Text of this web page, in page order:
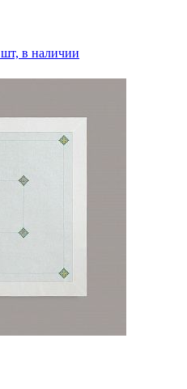
в наличии